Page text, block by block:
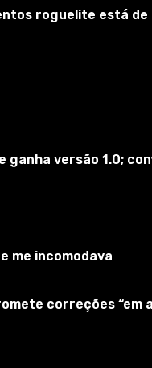
roguelite está
versão 1.0;
me incomodava
correções “em